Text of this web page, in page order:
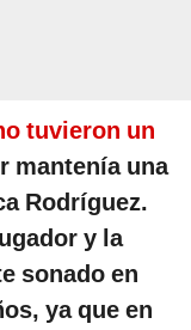
tuvieron un
mantenía una
Rodríguez.
y la
sonado en
ya que en